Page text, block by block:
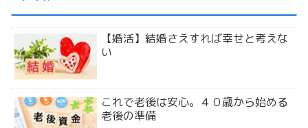
【婚活】結婚さえすれば幸せと考えな
い
これで老後は安心。４０歳から始める
老後の準備